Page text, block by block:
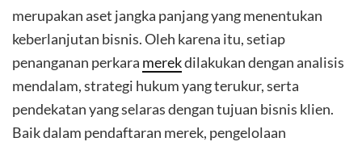
merupakan aset jangka panjang yang menentukan
keberlanjutan bisnis. Oleh karena itu, setiap
penanganan perkara merekdilakukan dengan analisis
mendalam, strategi hukum yang terukur, serta
pendekatan yang selaras dengan tujuan bisnis klien.
Baik dalam pendaftaran merek, pengelolaan